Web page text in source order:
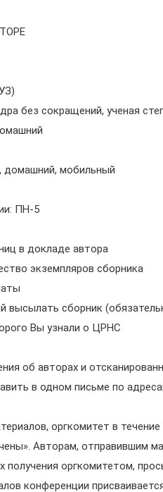
без сокращений, ученая
домашний, мобильный
ПН-5
в докладе автора
экземпляров сборника
высылать сборник
Вы узнали о ЦРНС
об авторах и
в одном письме по
оргкомитет в
Авторам, отправившим
получения оргкомитетом,
конференции